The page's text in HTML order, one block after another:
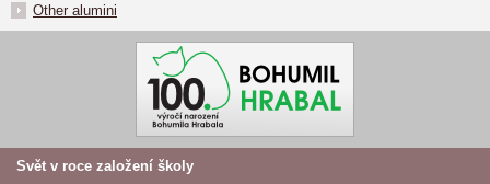
Other alumini
Svět v roce založení školy